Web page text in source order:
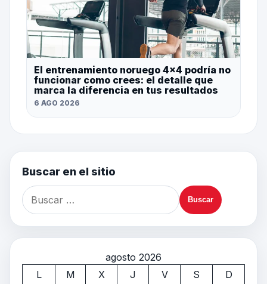
El entrenamiento noruego 4×4 podría no
funcionar como crees: el detalle que
marca la diferencia en tus resultados
6 AGO 2026
Buscar en el sitio
agosto 2026
L
M X J V S
D